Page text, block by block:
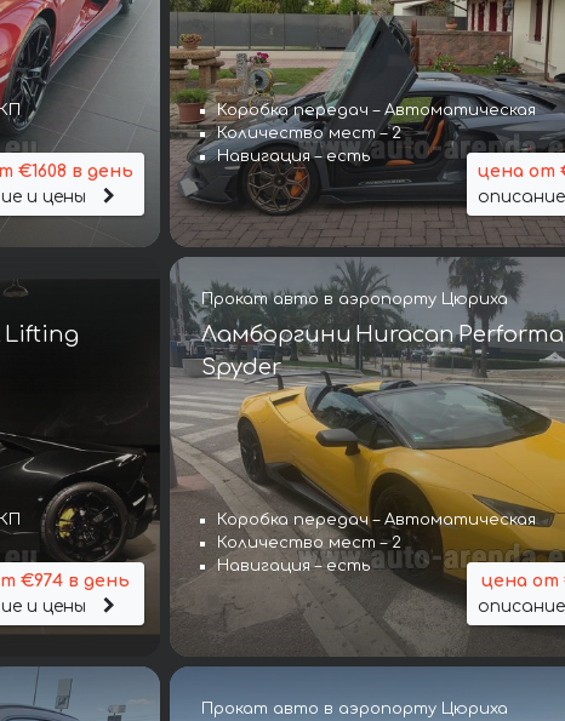
€1608 в день
и цены
Коробка передач – Автоматическая
Количество мест – 2
Навигация – есть
цена от
Lifting
€974 в день
и цены
Прокат авто в аэропорту Цюриха
Ламборгини Huracan
Spyder
Коробка передач – Автоматическая
Количество мест – 2
Навигация – есть
цена от
Прокат авто в аэропорту Цюриха